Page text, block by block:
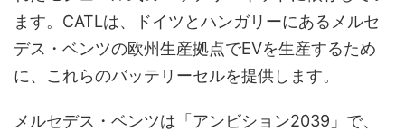
ます。CATLは、ドイツとハンガリーにあるメルセ
デス・ベンツの欧州生産拠点でEVを生産するため
に、これらのバッテリーセルを提供します。
メルセデス・ベンツは「アンビション2039」で、